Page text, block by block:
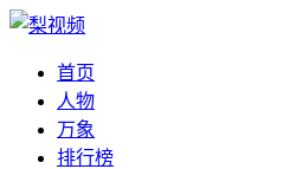
首页
人物
万象
排行榜